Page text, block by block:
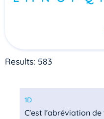
Results: 583
1D
C'est l'abréviation de